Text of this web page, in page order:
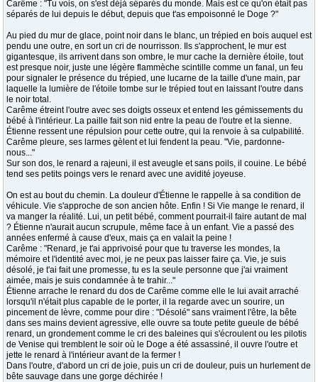
Carême : "Tu vois, on s'est déjà séparés du monde. Mais est ce qu'on était pas
séparés de lui depuis le début, depuis que t'as empoisonné le Doge ?"
Au pied du mur de glace, point noir dans le blanc, un trépied en bois auquel est
pendu une outre, en sort un cri de nourrisson. Ils s'approchent, le mur est
gigantesque, ils arrivent dans son ombre, le mur cache la dernière étoile, tout
est presque noir, juste une légère flammèche scintille comme un fanal, un feu
pour signaler le présence du trépied, une lucarne de la taille d'une main, par
laquelle la lumière de l'étoile tombe sur le trépied tout en laissant l'outre dans
le noir total.
Carême étreint l'outre avec ses doigts osseux et entend les gémissements du
bébé à l'intérieur. La paille fait son nid entre la peau de l'outre et la sienne.
Étienne ressent une répulsion pour cette outre, qui la renvoie à sa culpabilité.
Carême pleure, ses larmes gèlent et lui fendent la peau. "Vie, pardonne-
nous..."
Sur son dos, le renard a rajeuni, il est aveugle et sans poils, il couine. Le bébé
tend ses petits poings vers le renard avec une avidité joyeuse.
On est au bout du chemin. La douleur d'Étienne le rappelle à sa condition de
véhicule. Vie s'approche de son ancien hôte. Enfin ! Si Vie mange le renard, il
va manger la réalité. Lui, un petit bébé, comment pourrait-il faire autant de mal
? Étienne n'aurait aucun scrupule, même face à un enfant. Vie a passé des
années enfermé à cause d'eux, mais ça en valait la peine !
Carême : "Renard, je t'ai apprivoisé pour que tu traverse les mondes, la
mémoire et l'identité avec moi, je ne peux pas laisser faire ça. Vie, je suis
désolé, je t'ai fait une promesse, tu es la seule personne que j'ai vraiment
aimée, mais je suis condamnée à te trahir..."
Étienne arrache le renard du dos de Carême comme elle le lui avait arraché
lorsqu'il n'était plus capable de le porter, il la regarde avec un sourire, un
pincement de lèvre, comme pour dire : "Désolé" sans vraiment l'être, la bête
dans ses mains devient agressive, elle ouvre sa toute petite gueule de bébé
renard, un grondement comme le cri des baleines qui s'écroulent ou les pilotis
de Venise qui tremblent le soir où le Doge a été assassiné, il ouvre l'outre et
jette le renard à l'intérieur avant de la fermer !
Dans l'outre, d'abord un cri de joie, puis un cri de douleur, puis un hurlement de
bête sauvage dans une gorge déchirée !